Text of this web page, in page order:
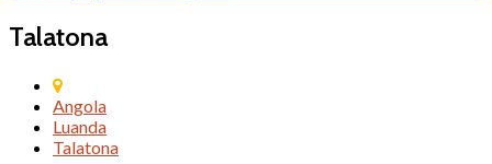
Talatona
Angola
Luanda
Talatona